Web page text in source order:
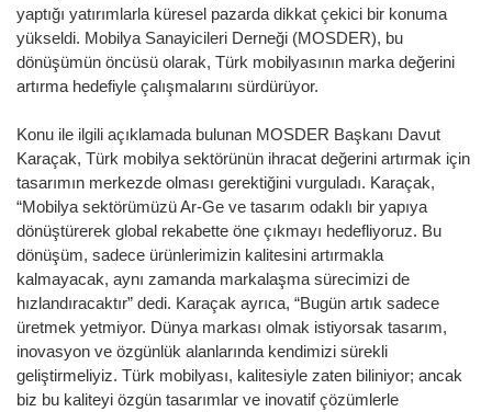
yaptığı yatırımlarla küresel pazarda dikkat çekici bir konuma
yükseldi. Mobilya Sanayicileri Derneği (MOSDER), bu
dönüşümün öncüsü olarak, Türk mobilyasının marka değerini
artırma hedefiyle çalışmalarını sürdürüyor.
Konu ile ilgili açıklamada bulunan MOSDER Başkanı Davut
Karaçak, Türk mobilya sektörünün ihracat değerini artırmak için
tasarımın merkezde olması gerektiğini vurguladı. Karaçak,
“Mobilya sektörümüzü Ar-Ge ve tasarım odaklı bir yapıya
dönüştürerek global rekabette öne çıkmayı hedefliyoruz. Bu
dönüşüm, sadece ürünlerimizin kalitesini artırmakla
kalmayacak, aynı zamanda markalaşma sürecimizi de
hızlandıracaktır” dedi. Karaçak ayrıca, “Bugün artık sadece
üretmek yetmiyor. Dünya markası olmak istiyorsak tasarım,
inovasyon ve özgünlük alanlarında kendimizi sürekli
geliştirmeliyiz. Türk mobilyası, kalitesiyle zaten biliniyor; ancak
biz bu kaliteyi özgün tasarımlar ve inovatif çözümlerle